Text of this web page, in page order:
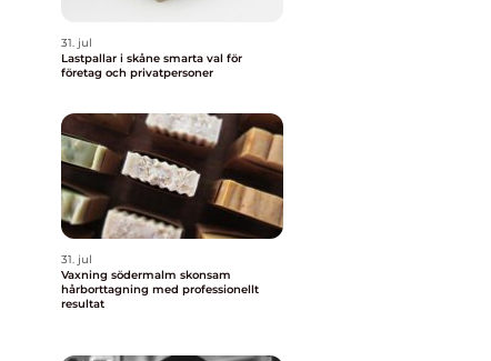
31. jul
Lastpallar i skåne smarta val för
företag och privatpersoner
31. jul
Vaxning södermalm skonsam
hårborttagning med professionellt
resultat